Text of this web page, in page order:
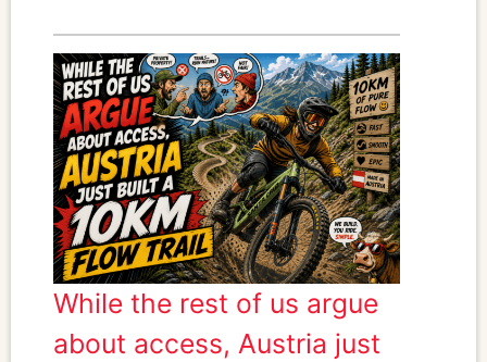
While the rest of us argue
about access, Austria just